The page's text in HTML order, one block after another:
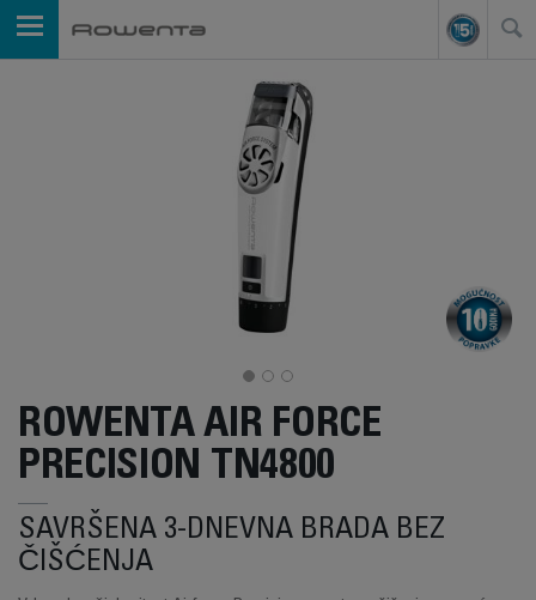
ROWENTA AIR FORCE
PRECISION TN4800
SAVRŠENA 3-DNEVNA BRADA BEZ
ČIŠĆENJA